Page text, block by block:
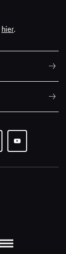
hier.